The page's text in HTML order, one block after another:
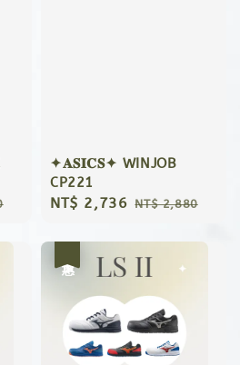
✦𝐀𝐒𝐈𝐂𝐒✦ WINJOB
CP221
Sale
NT$ 2,736 Regular
NT$ 2,880